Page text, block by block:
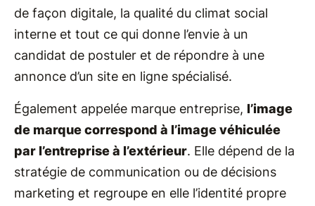
de façon digitale, la qualité du climat social
interne et tout ce qui donne l’envie à un
candidat de postuler et de répondre à une
annonce d’un site en ligne spécialisé.
Également appelée marque entreprise, l’image
de marque correspond à l’image véhiculée
par l’entreprise à l’extérieur. Elle dépend de la
stratégie de communication ou de décisions
marketing et regroupe en elle l’identité propre